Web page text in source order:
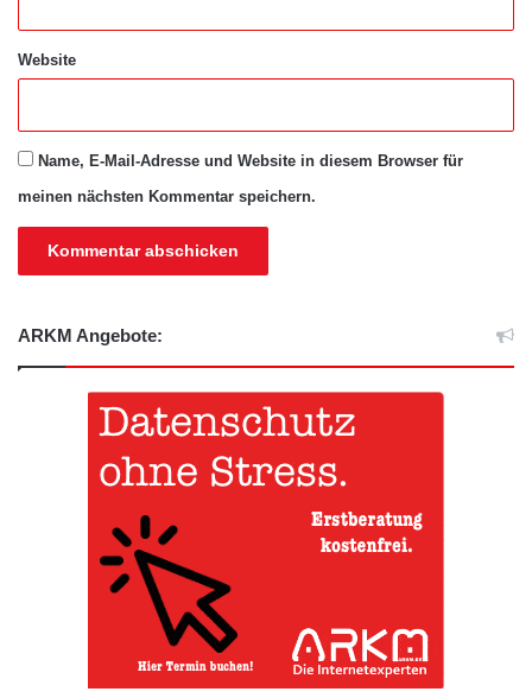
Website
Name, E-Mail-Adresse und Website in diesem Browser für
meinen nächsten Kommentar speichern.
ARKM Angebote: